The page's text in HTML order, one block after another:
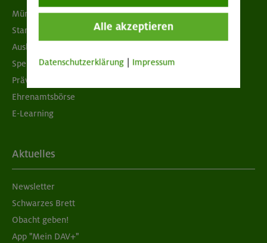
München & Oberland
Standorte
Ausbildung & Jobs
Spenden
Prävention sexualisierter Gewalt
Ehrenamtsbörse
E-Learning
Aktuelles
Newsletter
Schwarzes Brett
Obacht geben!
App "Mein DAV+"
Alle akzeptieren
Datenschutzerklärung Impressum